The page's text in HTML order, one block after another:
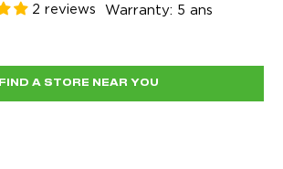
2 reviews Warranty: 5 ans
FIND A STORE NEAR YOU